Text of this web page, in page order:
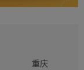
重庆